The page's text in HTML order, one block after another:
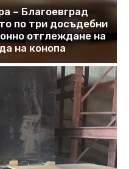
– Благоевград
по три досъдебни
отглеждане на
на конопа